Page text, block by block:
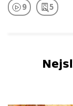
9 5